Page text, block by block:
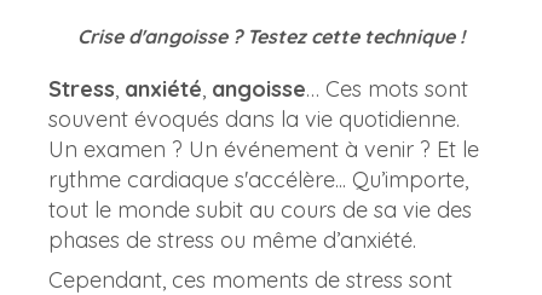
Crise d'angoisse ? Testez cette technique !
Stress, anxiété, angoisse… Ces mots sont
souvent évoqués dans la vie quotidienne.
Un examen ? Un événement à venir ? Et le
rythme cardiaque s'accélère... Qu’importe,
tout le monde subit au cours de sa vie des
phases de stress ou même d’anxiété.
Cependant, ces moments de stress sont